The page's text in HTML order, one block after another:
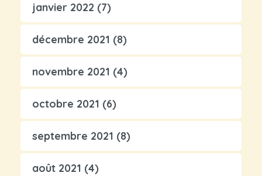
janvier 2022 (7)
décembre 2021 (8)
novembre 2021 (4)
octobre 2021 (6)
septembre 2021 (8)
août 2021 (4)